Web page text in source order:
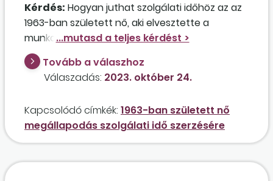
Kérdés: Hogyan juthat szolgálati időhöz az az
1963-ban született nő, aki elvesztette a
munkahelyét, de nem rendelkezik még 20 év
szolgálati idővel? Mi az a legkisebb összeg,
amivel megszerezhető a szolgálati idő arra az
időszakra is, amikor az érintett nem dolgozik?
Tovább a válaszhoz
Válaszadás: 2023. október 24.
Kapcsolódó címkék: 1963-ban született nő
megállapodás szolgálati idő szerzésére